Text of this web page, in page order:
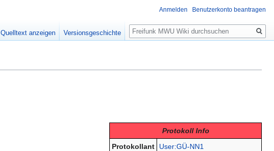
Protokoll Info
Protokollant
User:GÜ-NN1
Anmelden Benutzerkonto beantragen
Quelltext anzeigen Versionsgeschichte
Suche